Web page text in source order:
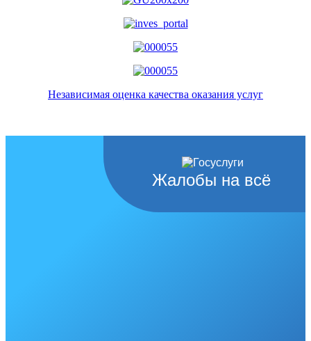
Независимая оценка качества оказания услуг
Жалобы на всё